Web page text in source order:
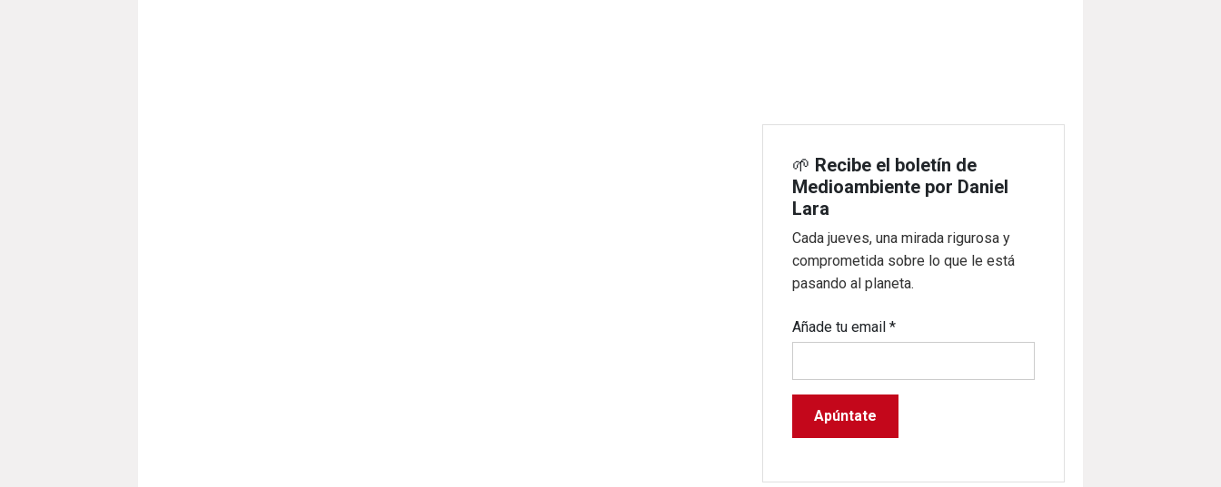
🌱 Recibe el boletín de
Medioambiente por Daniel
Lara
Cada jueves, una mirada rigurosa y
comprometida sobre lo que le está
pasando al planeta.
Añade tu email *